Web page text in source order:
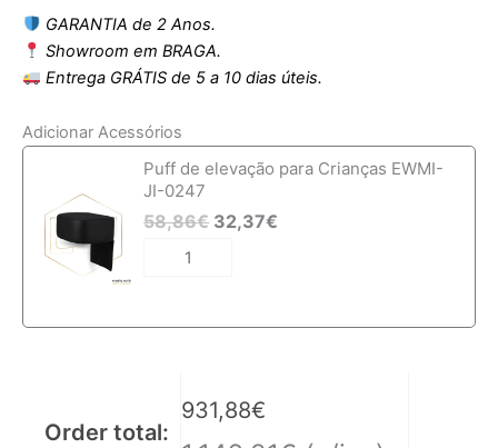
Sua estrutura de alumínio injetado com acabamento em
metal dourado adiciona um toque de luxo.
Além disso, apresenta apoio para os pés e suporte para
toalhas, tornando-a uma solução completa.
• Altura do assento: 57-75cm;
• Comprimento: 111-129cm;
GARANTIA de 2 Anos.
Showroom em BRAGA.
Entrega GRÁTIS de 5 a 10 dias úteis.
Adicionar Acessórios
Puff de elevação para Crianças EWMI-
JI-0247
58,86€ 32,37€
Quantidade
de
Cadeira
de
barbeiro
Ewwk-
Order total:
931,88€